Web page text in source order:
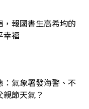
報國書生高希均的
幸福
氣象署發海警、不
節天氣？